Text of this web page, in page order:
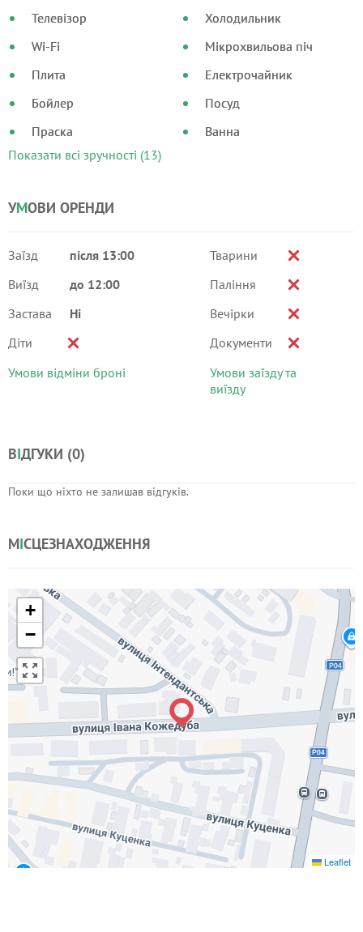
Телевізор
Wi-Fi
Плита
Бойлер
Праска
Холодильник
Мікрохвильова піч
Електрочайник
Посуд
Ванна
Показати всі зручності (13)
УМОВИ ОРЕНДИ
Заїзд
після 13:00
Виїзд
до 12:00
Застава
Ні
Діти
Умови відміни броні
Тварини
Паління
Вечірки
Документи
Умови заїзду та
виїзду
ВІДГУКИ (0)
Поки що ніхто не залишав відгуків.
МІСЦЕЗНАХОДЖЕННЯ
+
−
Leaflet